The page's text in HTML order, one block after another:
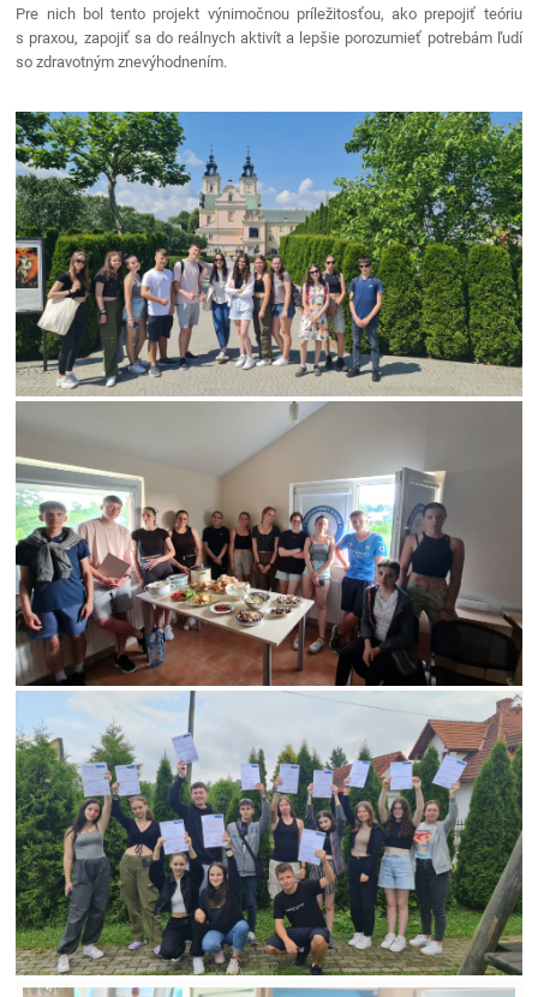
Pre nich bol tento projekt výnimočnou príležitosťou, ako prepojiť teóriu
s praxou, zapojiť sa do reálnych aktivít a lepšie porozumieť potrebám ľudí
so zdravotným znevýhodnením.